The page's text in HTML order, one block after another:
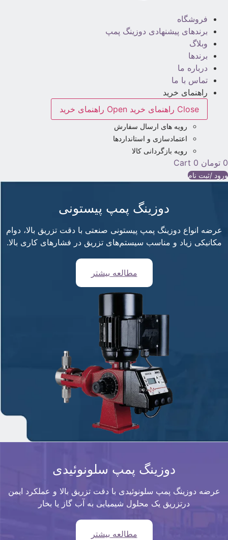
فروشگاه
برندهای پیشنهادی دوزینگ پمپ
وبلاگ
برندها
درباره ما
تماس با ما
راهنمای خرید
Close راهنمای خرید
Open راهنمای خرید
رویه های ارسال سفارش
اعتمادسازی و استانداردها
رویه بازگردانی کالا
0 تومان 0
Cart
ورود /ثبت نام
دوزینگ پمپ پیستونی
عرضه انواع دوزینگ پمپ پیستونی صنعتی با دقت تزریق بالا، دوام
مکانیکی زیاد و مناسب سیستم‌های تزریق در فشارهای کاری بالا.
مطالعه بیشتر
دوزینگ پمپ سلونوئیدی
عرضه دوزینگ پمپ سلونوئیدی با دقت تزریق بالا و عملکرد ایمن
درتزریق یک محلول شیمیایی به آب گاز یا بخار
مطالعه بیشتر